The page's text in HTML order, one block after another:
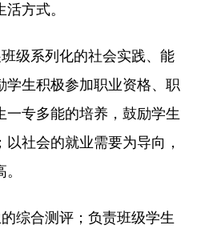
方式。
班级系列化的社会实践、能
学生积极参加职业资格、职
一专多能的培养，鼓励学生
社会的就业需要为导向，
的综合测评；负责班级学生